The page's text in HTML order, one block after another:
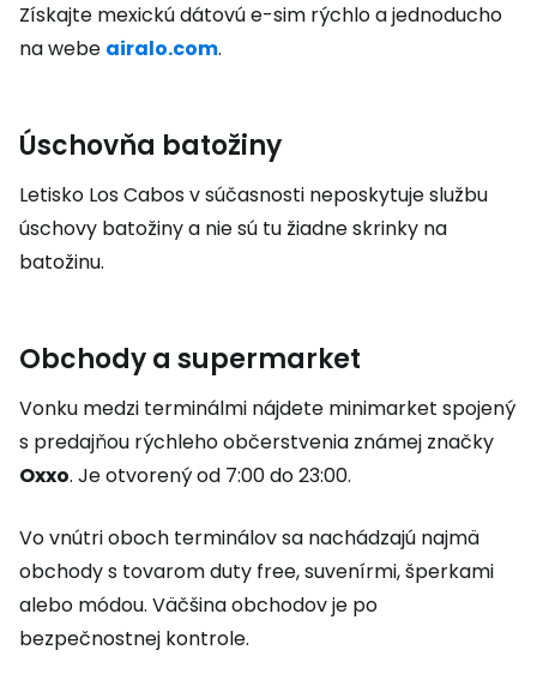
Získajte mexickú dátovú e-sim rýchlo a jednoducho
na webe airalo.com.
Úschovňa batožiny
Letisko Los Cabos v súčasnosti neposkytuje službu
úschovy batožiny a nie sú tu žiadne skrinky na
batožinu.
Obchody a supermarket
Vonku medzi terminálmi nájdete minimarket spojený
s predajňou rýchleho občerstvenia známej značky
Oxxo. Je otvorený od 7:00 do 23:00.
Vo vnútri oboch terminálov sa nachádzajú najmä
obchody s tovaromduty free, suvenírmi, šperkami
alebo módou. Väčšina obchodov je po
bezpečnostnej kontrole.